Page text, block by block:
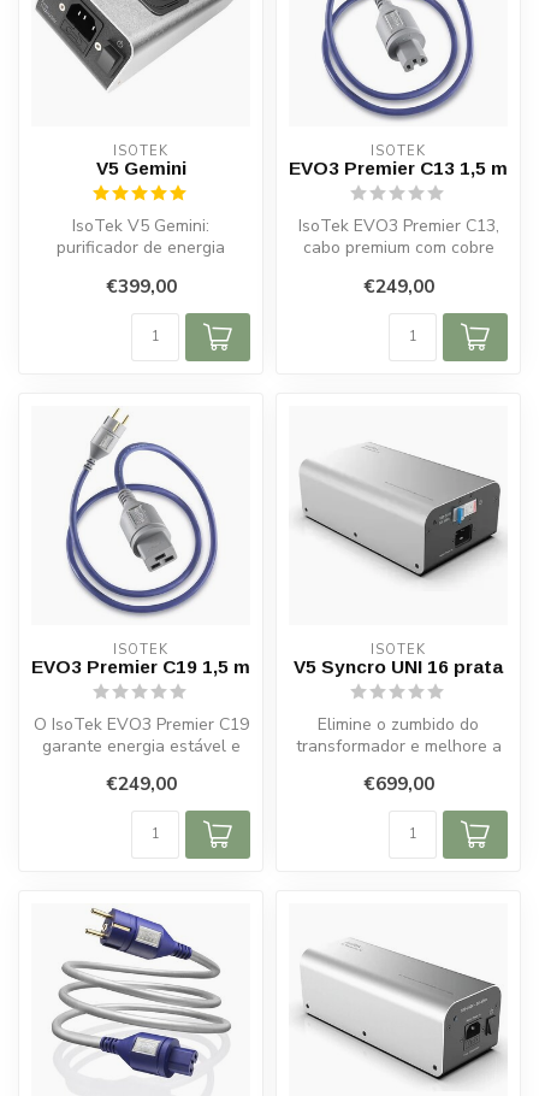
ISOTEK
V5 Gemini
IsoTek V5 Gemini:
purificador de energia
duplas isoladas, fi...
€399,00
ISOTEK
EVO3 Premier C13 1,5 m
IsoTek EVO3 Premier C13,
cabo premium com cobre
banhados a...
€249,00
ISOTEK
EVO3 Premier C19 1,5 m
O IsoTek EVO3 Premier C19
garante energia estável e
equip...
€249,00
ISOTEK
V5 Syncro UNI 16 prata
Elimine o zumbido do
transformador e melhore a
Syncro U...
€699,00